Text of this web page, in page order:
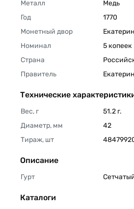
Металл
Медь
Год
1770
Монетный двор
Номинал
5 копеек
Страна
Правитель
Технические
Вес, г
51.2 г.
Диаметр, мм
42
Тираж, шт
Описание
Гурт
Каталоги